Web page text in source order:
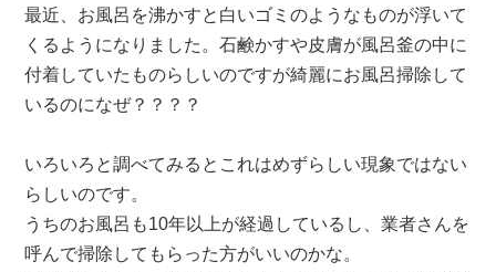
最近、お風呂を沸かすと白いゴミのようなものが浮いて
くるようになりました。石鹸かすや皮膚が風呂釜の中に
付着していたものらしいのですが綺麗にお風呂掃除して
いるのになぜ？？？？
いろいろと調べてみるとこれはめずらしい現象ではない
らしいのです。
うちのお風呂も10年以上が経過しているし、業者さんを
呼んで掃除してもらった方がいいのかな。